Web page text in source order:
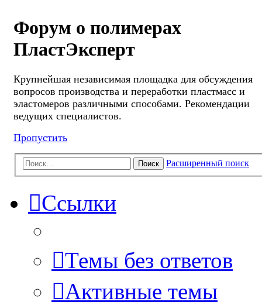
Форум о полимерах
ПластЭксперт
Крупнейшая независимая площадка для обсуждения
вопросов производства и переработки пластмасс и
эластомеров различными способами. Рекомендации
ведущих специалистов.
Пропустить
Поиск Расширенный поиск
Ссылки
Темы без ответов
Активные темы